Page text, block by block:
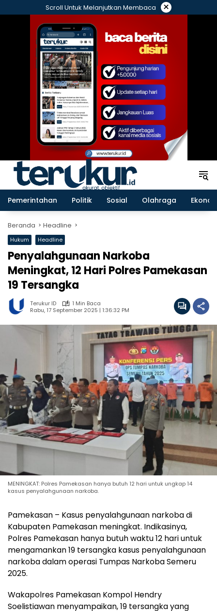
ke
Scroll Untuk Melanjutkan Membaca ×
Pemerintahan Politik Sosial Olahraga
Beranda Headline
Hukum Headline
Penyalahgunaan Narkoba
Meningkat, 12 Hari Polres Pamekasan
19 Tersangka
Terukur ID
1 Min Baca
Rabu, 17 September 2025 | 1:36:32 PM
MENINGKAT: Polres Pamekasan hanya butuh 12 hari untuk ungkap 14
kasus penyalahgunaan narkoba.
Pamekasan – Kasus penyalahgunaan narkoba di
Kabupaten Pamekasan meningkat. Indikasinya,
Polres Pamekasan hanya butuh waktu 12 hari untuk
mengamankan 19 tersangka kasus penyalahgunaan
narkoba dalam operasi Tumpas Narkoba Semeru
2025.
Wakapolres Pamekasan Kompol Hendry
Soelistiawan menyampaikan, 19 tersangka yang